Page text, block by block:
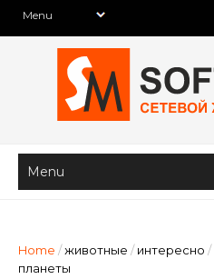
Home /животные / интересно /
планеты